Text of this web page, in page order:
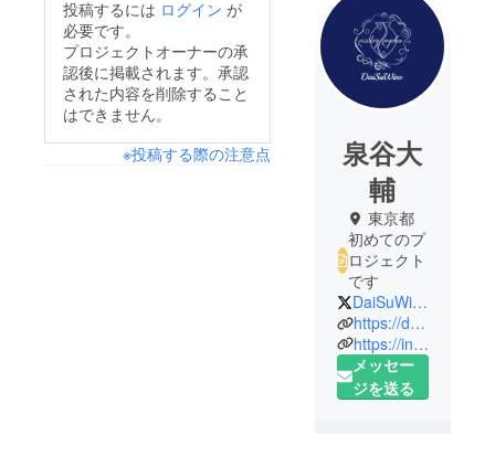
投稿するには ログイン が
必要です。
プロジェクトオーナーの承
認後に掲載されます。承認
された内容を削除すること
はできません。
※投稿する際の注意点
泉谷大
輔
東京都
初めてのプ
ロジェクト
です
DaiSuWine
https://daisuwine.com
https://instagram.com/daisuwine
メッセー
ジを送る